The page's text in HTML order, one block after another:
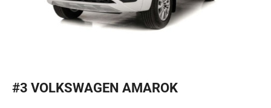
#3 VOLKSWAGEN AMAROK